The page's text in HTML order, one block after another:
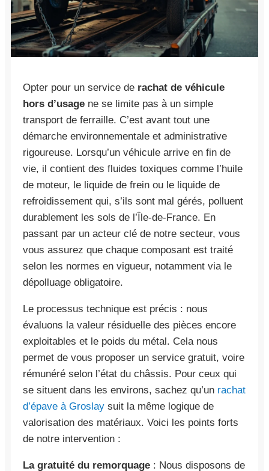
Opter pour un service de rachat de véhicule
hors d’usage ne se limite pas à un simple
transport de ferraille. C’est avant tout une
démarche environnementale et administrative
rigoureuse. Lorsqu’un véhicule arrive en fin de
vie, il contient des fluides toxiques comme l’huile
de moteur, le liquide de frein ou le liquide de
refroidissement qui, s’ils sont mal gérés, polluent
durablement les sols de l’Île-de-France. En
passant par un acteur clé de notre secteur, vous
vous assurez que chaque composant est traité
selon les normes en vigueur, notamment via le
dépolluage obligatoire.
Le processus technique est précis : nous
évaluons la valeur résiduelle des pièces encore
exploitables et le poids du métal. Cela nous
permet de vous proposer un service gratuit, voire
rémunéré selon l’état du châssis. Pour ceux qui
se situent dans les environs, sachez qu’un rachat
d’épave à Groslay suit la même logique de
valorisation des matériaux. Voici les points forts
de notre intervention :
La gratuité du remorquage : Nous disposons de